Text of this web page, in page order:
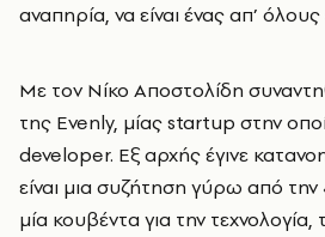
αναπηρία, να είναι ένας απ’
Με τον Νίκο Αποστολίδη
της Evenly, μίας startup στην
developer. Εξ αρχής έγινε
είναι μια συζήτηση γύρω από την
μία κουβέντα για την τεχνολογία,